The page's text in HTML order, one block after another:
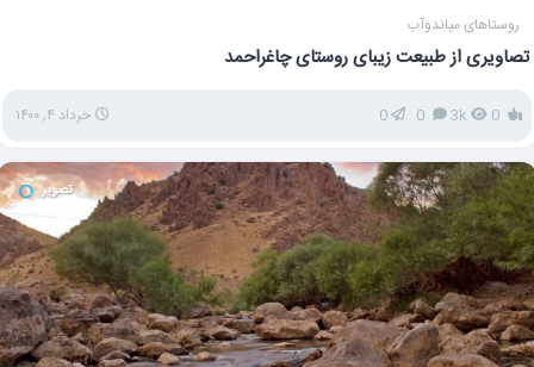
روستاهای میاندوآب
تصاویری از طبیعت زیبای روستای چاغراحمد
3k
0 خرداد ۴, ۱۴۰۰
تصویر